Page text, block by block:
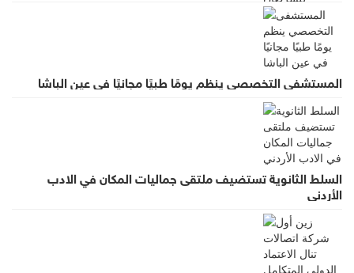
المستشفى التخصصي ينظم يومًا طبيًا مجانيًا في عين الباشا
السلط الثانوية تستضيف ملتقى جماليات المكان في الادب
الأردني